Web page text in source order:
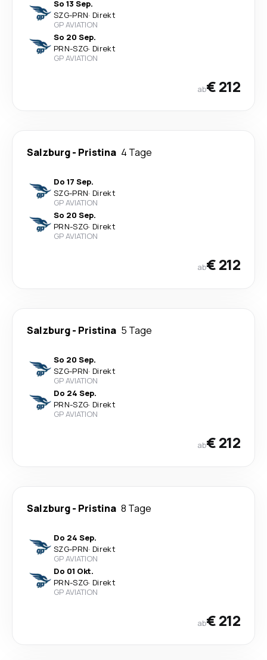
So 13 Sep.
SZG-PRN· Direkt
GP AVIATION
So 20 Sep.
PRN-SZG· Direkt
GP AVIATION
ab€ 212
Salzburg- Pristina 4 Tage
Do 17 Sep.
SZG-PRN· Direkt
GP AVIATION
So 20 Sep.
PRN-SZG· Direkt
GP AVIATION
ab€ 212
Salzburg- Pristina 5 Tage
So 20 Sep.
SZG-PRN· Direkt
GP AVIATION
Do 24 Sep.
PRN-SZG· Direkt
GP AVIATION
ab€ 212
Salzburg- Pristina 8 Tage
Do 24 Sep.
SZG-PRN· Direkt
GP AVIATION
Do 01 Okt.
PRN-SZG· Direkt
GP AVIATION
ab€ 212